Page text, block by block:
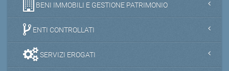
BENI IMMOBILI E GESTIONE PATRIMONIO
ENTI CONTROLLATI
SERVIZI EROGATI